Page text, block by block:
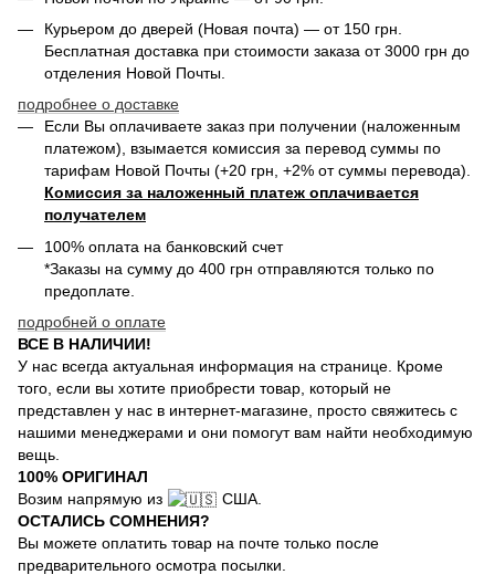
Курьером до дверей (Новая почта) — от 150 грн.
Бесплатная доставка при стоимости заказа от 3000 грн до
отделения Новой Почты.
подробнее о доставке
Если Вы оплачиваете заказ при получении (наложенным
платежом), взымается комиссия за перевод суммы по
тарифам Новой Почты (+20 грн, +2% от суммы перевода).
Комиссия за наложенный платеж оплачивается
получателем
100% оплата на банковский счет
*Заказы на сумму до 400 грн отправляются только по
предоплате.
подробней о оплате
ВСЕ В НАЛИЧИИ!
У нас всегда актуальная информация на странице. Кроме
того, если вы хотите приобрести товар, который не
представлен у нас в интернет-магазине, просто свяжитесь с
нашими менеджерами и они помогут вам найти необходимую
вещь.
100% ОРИГИНАЛ
Возим напрямую из
США.
ОСТАЛИСЬ СОМНЕНИЯ?
Вы можете оплатить товар на почте только после
предварительного осмотра посылки.